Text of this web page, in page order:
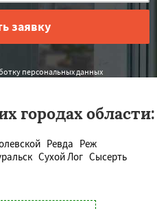
персональных данных
городах области:
Ревда Реж
Сухой Лог Сысерть